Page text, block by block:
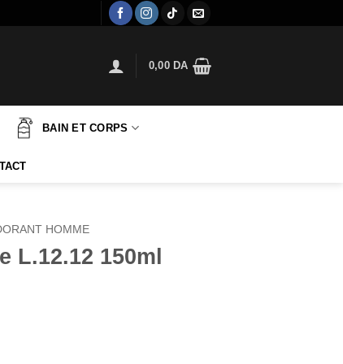
0,00 DA
BAIN ET CORPS
HOMME
L.12.12 150ml